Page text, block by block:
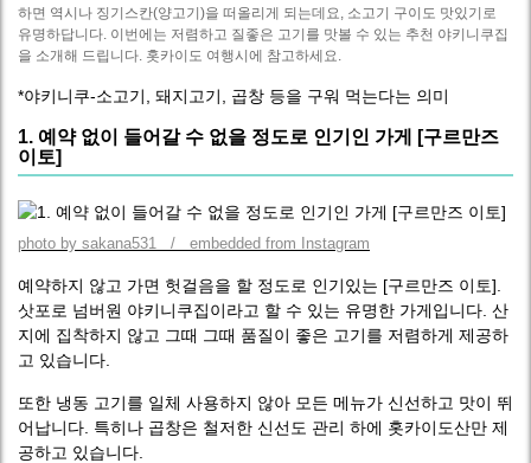
하면 역시나 징기스칸(양고기)을 떠올리게 되는데요, 소고기 구이도 맛있기로
유명하답니다. 이번에는 저렴하고 질좋은 고기를 맛볼 수 있는 추천 야키니쿠집
을 소개해 드립니다. 홋카이도 여행시에 참고하세요.
*야키니쿠-소고기, 돼지고기, 곱창 등을 구워 먹는다는 의미
1. 예약 없이 들어갈 수 없을 정도로 인기인 가게 [구르만즈
이토]
photo by sakana531 / embedded from Instagram
예약하지 않고 가면 헛걸음을 할 정도로 인기있는 [구르만즈 이토].
삿포로 넘버원 야키니쿠집이라고 할 수 있는 유명한 가게입니다. 산
지에 집착하지 않고 그때 그때 품질이 좋은 고기를 저렴하게 제공하
고 있습니다.
또한 냉동 고기를 일체 사용하지 않아 모든 메뉴가 신선하고 맛이 뛰
어납니다. 특히나 곱창은 철저한 신선도 관리 하에 홋카이도산만 제
공하고 있습니다.